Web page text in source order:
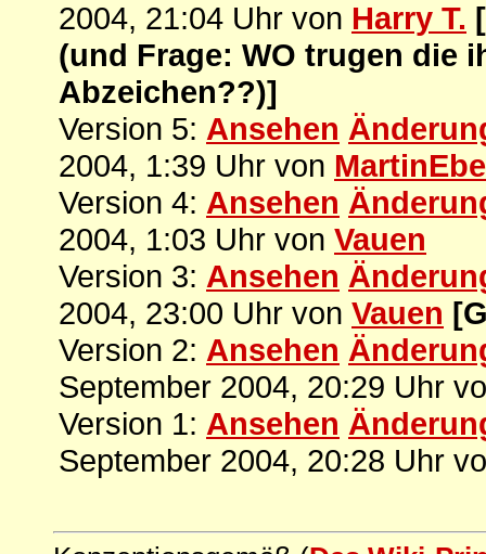
2004, 21:04 Uhr von Harry T.
(und Frage: WO trugen die
Abzeichen??)]
Version 5: Ansehen
2004, 1:39 Uhr von
Version 4: Ansehen
2004, 1:03 Uhr von Vauen
Version 3: Ansehen
2004, 23:00 Uhr von Vauen
Version 2: Ansehen
September 2004, 20:29 Uhr
Version 1: Ansehen
September 2004, 20:28 Uhr